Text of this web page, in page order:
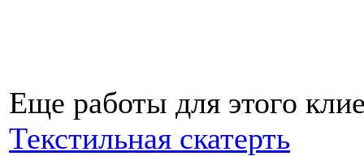
Еще работы для этого
Текстильная скатерть